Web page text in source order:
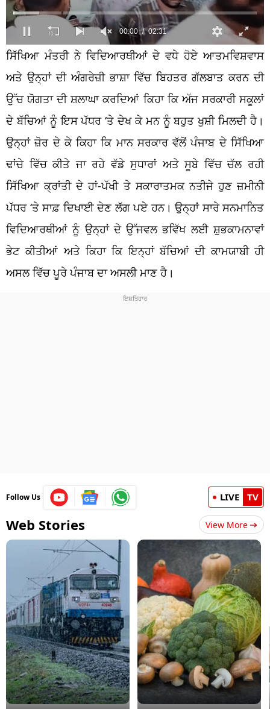
ਸਿੱਖਿਆ ਮੰਤਰੀ ਨੇ ਵਿਦਿਆਰਥੀਆਂ ਦੇ ਵਧੇ ਹੋਏ ਆਤਮਵਿਸ਼ਵਾਸ
ਅਤੇ ਉਨ੍ਹਾਂ ਦੀ ਅੰਗਰੇਜ਼ੀ ਭਾਸ਼ਾ ਵਿੱਚ ਬਿਹਤਰ ਗੱਲਬਾਤ ਕਰਨ ਦੀ
ਉੱਚ ਯੋਗਤਾ ਦੀ ਸ਼ਲਾਘਾ ਕਰਦਿਆਂ ਕਿਹਾ ਕਿ ਅੱਜ ਸਰਕਾਰੀ ਸਕੂਲਾਂ
ਦੇ ਬੱਚਿਆਂ ਨੂੰ ਇਸ ਪੱਧਰ ‘ਤੇ ਦੇਖ ਕੇ ਮਨ ਨੂੰ ਬਹੁਤ ਖੁਸ਼ੀ ਮਿਲਦੀ ਹੈ।
ਉਨ੍ਹਾਂ ਜ਼ੋਰ ਦੇ ਕੇ ਕਿਹਾ ਕਿ ਮਾਨ ਸਰਕਾਰ ਵੱਲੋਂ ਪੰਜਾਬ ਦੇ ਸਿੱਖਿਆ
ਢਾਂਚੇ ਵਿੱਚ ਕੀਤੇ ਜਾ ਰਹੇ ਵੱਡੇ ਸੁਧਾਰਾਂ ਅਤੇ ਸੂਬੇ ਵਿੱਚ ਚੱਲ ਰਹੀ
ਸਿੱਖਿਆ ਕ੍ਰਾਂਤੀ ਦੇ ਹਾਂ-ਪੱਖੀ ਤੇ ਸਕਾਰਾਤਮਕ ਨਤੀਜੇ ਹੁਣ ਜ਼ਮੀਨੀ
ਪੱਧਰ ‘ਤੇ ਸਾਫ਼ ਦਿਖਾਈ ਦੇਣ ਲੱਗ ਪਏ ਹਨ। ਉਨ੍ਹਾਂ ਸਾਰੇ ਸਨਮਾਨਿਤ
ਵਿਦਿਆਰਥੀਆਂ ਨੂੰ ਉਨ੍ਹਾਂ ਦੇ ਉੱਜਵਲ ਭਵਿੱਖ ਲਈ ਸ਼ੁਭਕਾਮਨਾਵਾਂ
ਭੇਟ ਕੀਤੀਆਂ ਅਤੇ ਕਿਹਾ ਕਿ ਇਨ੍ਹਾਂ ਬੱਚਿਆਂ ਦੀ ਕਾਮਯਾਬੀ ਹੀ
ਅਸਲ ਵਿੱਚ ਪੂਰੇ ਪੰਜਾਬ ਦਾ ਅਸਲੀ ਮਾਣ ਹੈ।
Follow Us LIVE TV
Web Stories View More